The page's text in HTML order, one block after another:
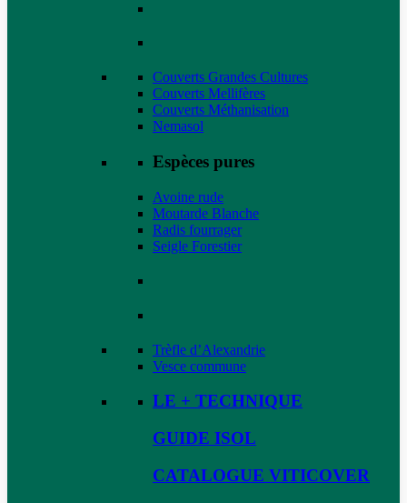
Couverts Grandes Cultures
Couverts Mellifères
Couverts Méthanisation
Nemasol
Espèces pures
Avoine rude
Moutarde Blanche
Radis fourrager
Seigle Forestier
Trèfle d’Alexandrie
Vesce commune
LE + TECHNIQUE
GUIDE ISOL
CATALOGUE VITICOVER